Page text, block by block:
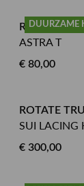
DUURZAME
ROTATE
ASTRA T
€ 80,00
ROTATE TRUI
SUI LACING
€ 300,00